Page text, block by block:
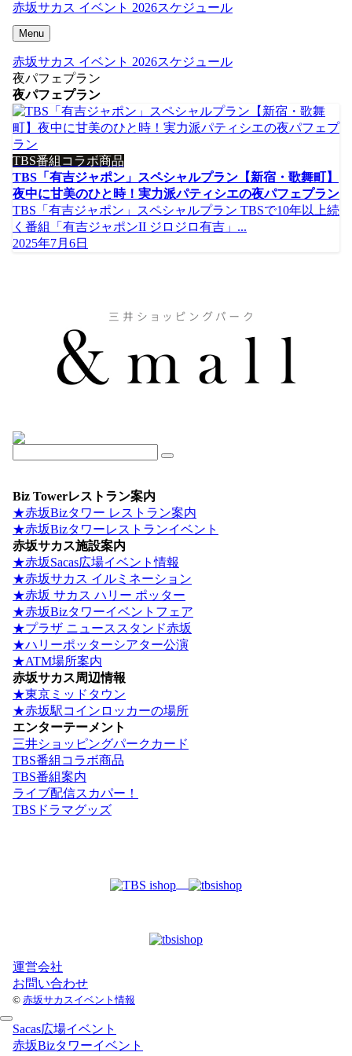
赤坂サカス イベント 2026スケジュール
Menu
赤坂サカス イベント 2026スケジュール
夜パフェプラン
夜パフェプラン
TBS番組コラボ商品
TBS「有吉ジャポン」スペシャルプラン【新宿・歌舞町】
夜中に甘美のひと時！実力派パティシエの夜パフェプラン
TBS「有吉ジャポン」スペシャルプラン TBSで10年以上続
く番組「有吉ジャポンII ジロジロ有吉」...
2025年7月6日
Biz Towerレストラン案内
★赤坂Bizタワー レストラン案内
★赤坂Bizタワーレストランイベント
赤坂サカス施設案内
★赤坂Sacas広場イベント情報
★赤坂サカス イルミネーション
★赤坂 サカス ハリー ポッター
★赤坂Bizタワーイベントフェア
★プラザ ニューススタンド赤坂
★ハリーポッターシアター公演
★ATM場所案内
赤坂サカス周辺情報
★東京ミッドタウン
★赤坂駅コインロッカーの場所
エンターテーメント
三井ショッピングパークカード
TBS番組コラボ商品
TBS番組案内
ライブ配信スカパー！
TBSドラマグッズ
運営会社
お問い合わせ
© 赤坂サカスイベント情報
Sacas広場イベント
赤坂Bizタワーイベント